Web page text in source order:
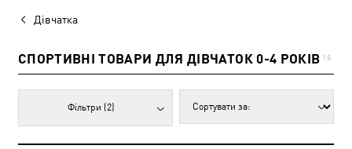
Дівчатка
СПОРТИВНІ ТОВАРИ ДЛЯ ДІВЧАТОК 0-4 РОКІВ 18
Фільтри (2)